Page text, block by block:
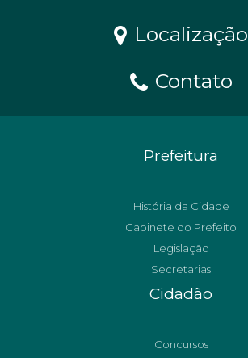
Localização
Contato
Prefeitura
História da Cidade
Gabinete do Prefeito
Legislação
Secretarias
Cidadão
Concursos